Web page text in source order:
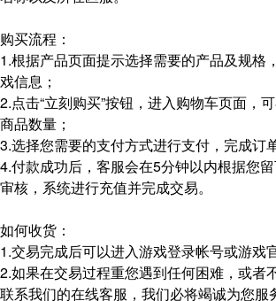
购买流程：
1.根据产品页面提示选择需要的产品及规格
戏信息；
2.点击“立刻购买”按钮，进入购物车页面，
商品数量；
3.选择您需要的支付方式进行支付，完成订
4.付款成功后，客服会在5分钟以内根据您
审核，系统进行充值并完成交易。
如何收货：
1.交易完成后可以进入游戏登录帐号或游戏
2.如果在交易过程重您遇到任何困难，或者
联系我们的在线客服，我们必将竭诚为您服